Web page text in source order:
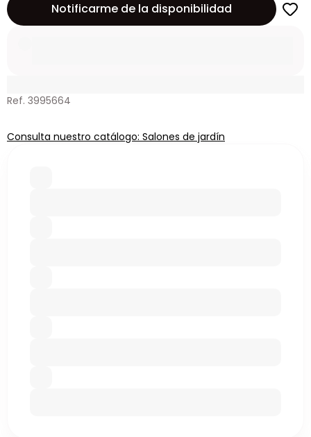
Notificarme de la disponibilidad
Ref. 3995664
Consulta nuestro catálogo: Salones de jardín